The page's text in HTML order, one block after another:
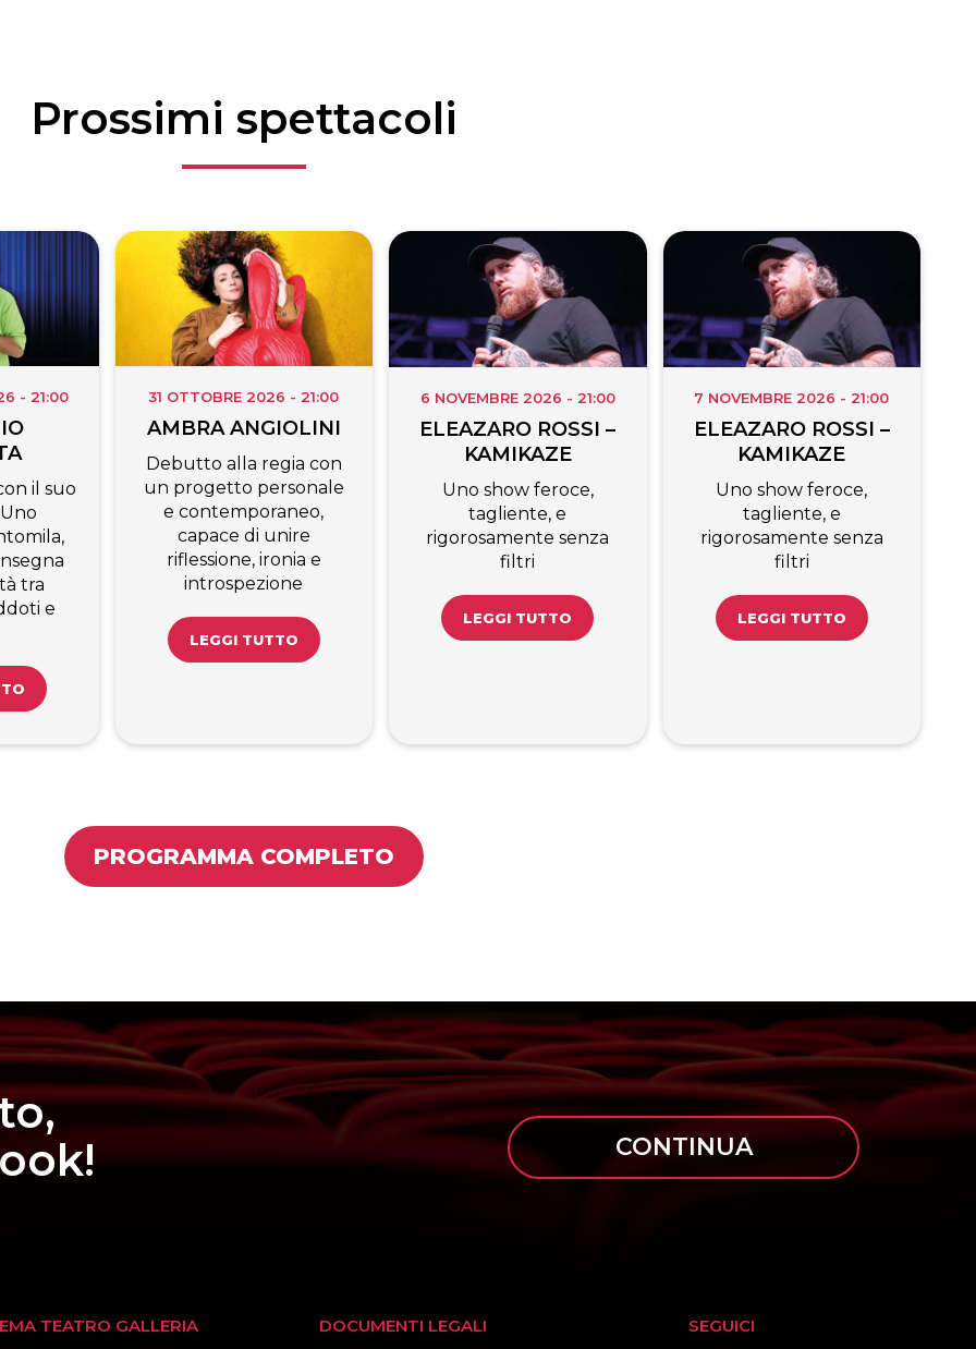
Prossimi spettacoli
- 21:00
il suo
tra
e
31 OTTOBRE 2026 - 21:00
AMBRA ANGIOLINI
Debutto alla regia con
un progetto personale
e contemporaneo,
capace di unire
riflessione, ironia e
introspezione
LEGGI TUTTO
6 NOVEMBRE 2026 - 21:00
ELEAZARO ROSSI –
KAMIKAZE
Uno show feroce,
tagliente, e
rigorosamente senza
filtri
LEGGI TUTTO
7 NOVEMBRE 2026 - 21:00
ELEAZARO ROSSI –
KAMIKAZE
Uno show feroce,
tagliente, e
rigorosamente senza
filtri
LEGGI TUTTO
PROGRAMMA COMPLETO
CONTINUA
TEATRO GALLERIA DOCUMENTI LEGALI SEGUICI